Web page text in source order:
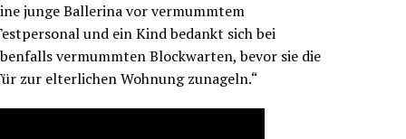
junge Ballerina vor vermummtem
und ein Kind bedankt sich bei
vermummten Blockwarten, bevor sie die
zur elterlichen Wohnung zunageln.“